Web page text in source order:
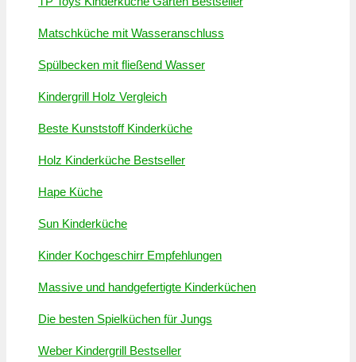
Matschküche mit Wasseranschluss
Spülbecken mit fließend Wasser
Kindergrill Holz Vergleich
Beste Kunststoff Kinderküche
Holz Kinderküche Bestseller
Hape Küche
Sun Kinderküche
Kinder Kochgeschirr Empfehlungen
Massive und handgefertigte Kinderküchen
Die besten Spielküchen für Jungs
Weber Kindergrill Bestseller